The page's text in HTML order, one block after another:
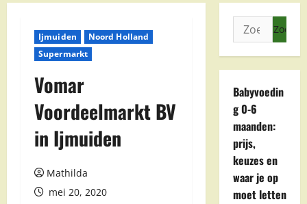
Ijmuiden
Noord Holland
Supermarkt
Vomar
Voordeelmarkt BV
in Ijmuiden
Mathilda
mei 20, 2020
Zoeken
naar:
Babyvoedin
g 0-6
maanden:
prijs,
keuzes en
waar je op
moet letten